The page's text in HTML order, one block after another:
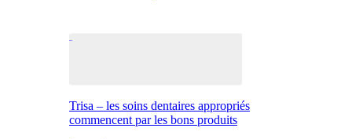
Trisa – les soins dentaires appropriés
commencent par les bons produits